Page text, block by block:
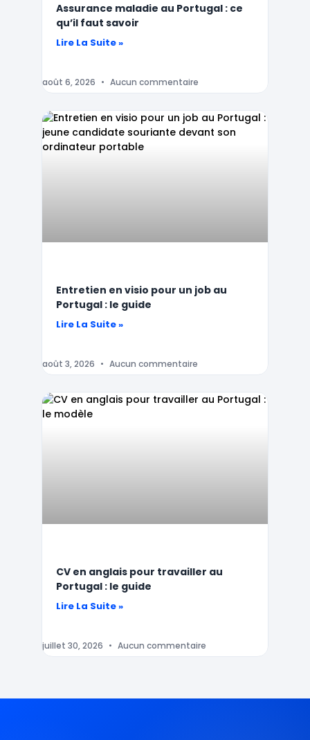
Assurance maladie au Portugal : ce
qu’il faut savoir
Lire La Suite »
août 6, 2026 Aucun commentaire
Entretien en visio pour un job au
Portugal : le guide
Lire La Suite »
août 3, 2026 Aucun commentaire
CV en anglais pour travailler au
Portugal : le guide
Lire La Suite »
juillet 30, 2026 Aucun commentaire